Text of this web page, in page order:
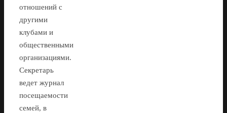
отношений с
другими
клубами и
общественными
организациями.
Секретарь
ведет журнал
посещаемости
семей, в